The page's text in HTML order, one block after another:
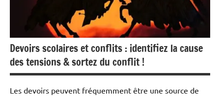
Devoirs scolaires et conflits : identifiez la cause
des tensions & sortez du conflit !
Les devoirs peuvent fréquemment être une source de